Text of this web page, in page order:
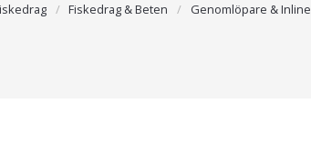
Fiskedrag & Beten Genomlöpare & Inline